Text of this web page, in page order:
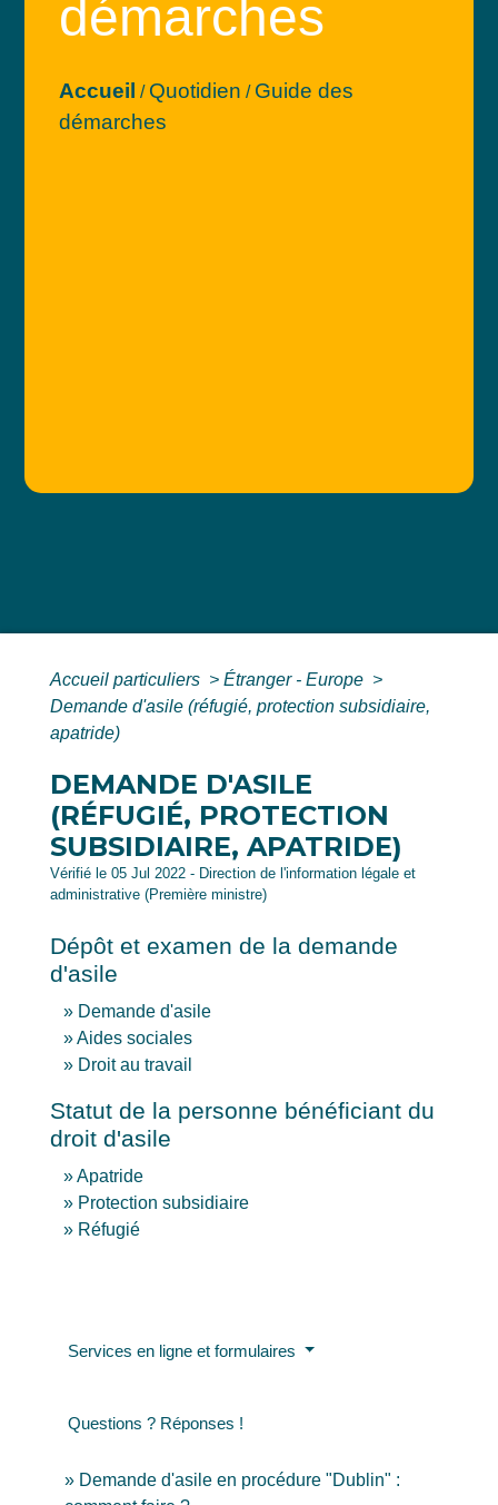
démarches
Accueil / Quotidien / Guide des
démarches
Accueil particuliers > Étranger - Europe >
Demande d'asile (réfugié, protection subsidiaire,
apatride)
DEMANDE D'ASILE
(RÉFUGIÉ, PROTECTION
SUBSIDIAIRE, APATRIDE)
Vérifié le 05 Jul 2022 - Direction de l'information légale et
administrative (Première ministre)
Dépôt et examen de la demande
d'asile
Demande d'asile
Aides sociales
Droit au travail
Statut de la personne bénéficiant du
droit d'asile
Apatride
Protection subsidiaire
Réfugié
Services en ligne et formulaires
Questions ? Réponses !
Demande d'asile en procédure "Dublin" :